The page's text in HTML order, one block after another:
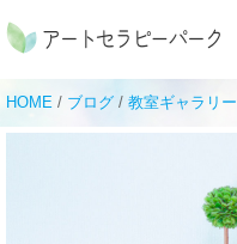
HOME / ブログ / 教室ギャラリー